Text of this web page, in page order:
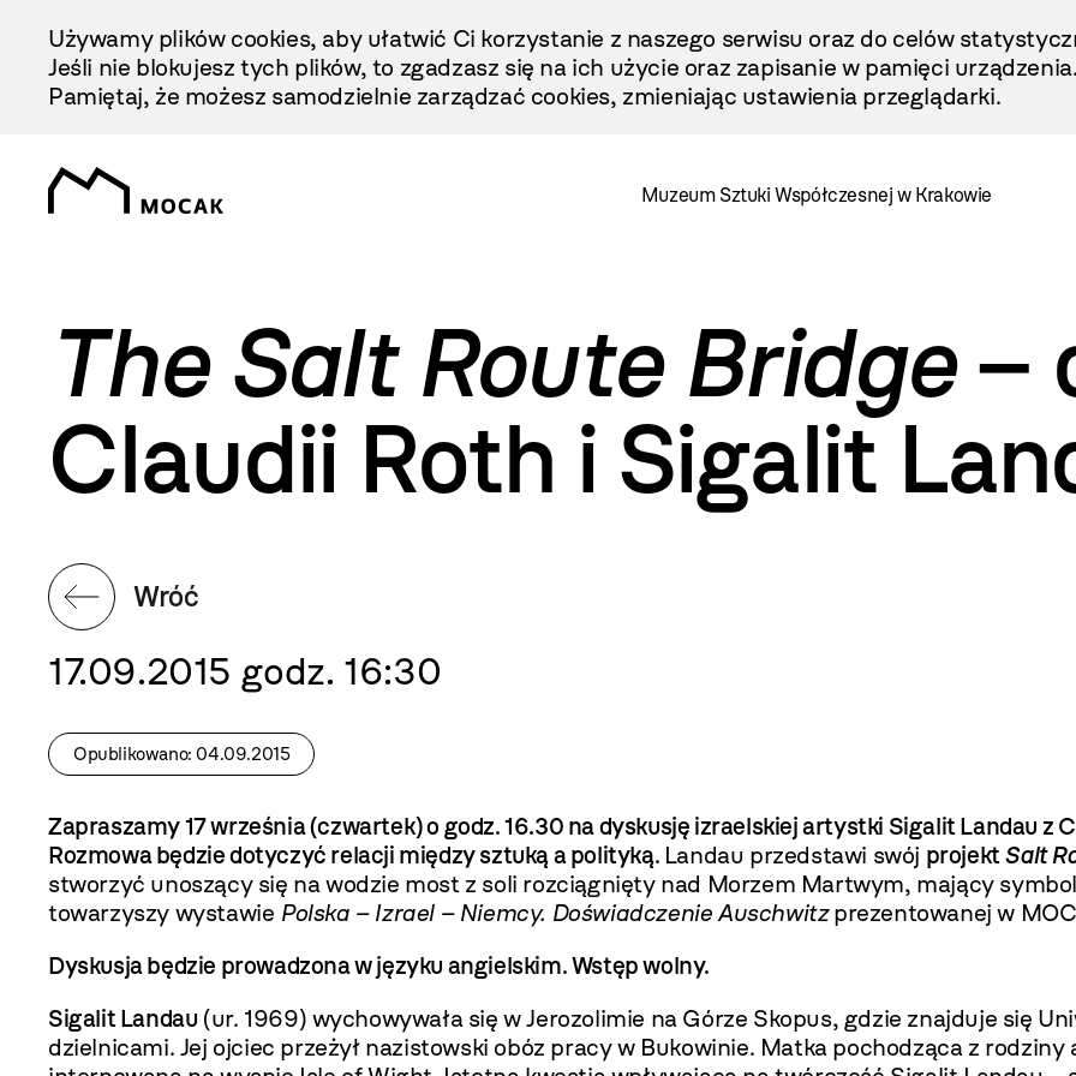
Treści
Używamy plików cookies, aby ułatwić Ci korzystanie z naszego serwisu oraz do celów
Jeśli nie blokujesz tych plików, to zgadzasz się na ich użycie oraz zapisanie w pamięci
Pamiętaj, że możesz samodzielnie zarządzać cookies, zmieniając ustawienia przeglądarki.
Muzeum Sztuki Współczesnej w Krakowie
The Salt Route Bridge–
Claudii Roth i Sigalit
Wróć
17.09.2015 godz. 16:30
Opublikowano: 04.09.2015
Zapraszamy 17 września (czwartek) o godz. 16.30 na dyskusję izraelskiej artystki Sigalit Landau z
Rozmowa będzie dotyczyć relacji między sztuką a polityką. Landau przedstawi swój projektSalt
stworzyć unoszący się na wodzie most z soli rozciągnięty nad Morzem Martwym, mający
towarzyszy wystawie Polska – Izrael – Niemcy. Doświadczenie Auschwitzprezentowanej w
Dyskusja będzie prowadzona w języku angielskim. Wstęp wolny.
Sigalit Landau (ur. 1969) wychowywała się w Jerozolimie na Górze Skopus, gdzie znajduje się
dzielnicami. Jej ojciec przeżył nazistowski obóz pracy w Bukowinie. Matka pochodząca z